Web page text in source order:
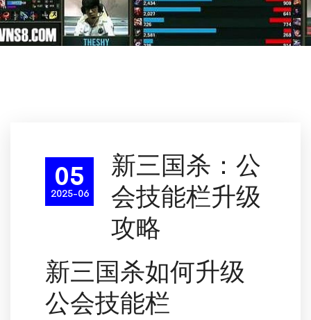
05
2025-06
新三国杀：公
会技能栏升级
攻略
新三国杀如何升级
公会技能栏